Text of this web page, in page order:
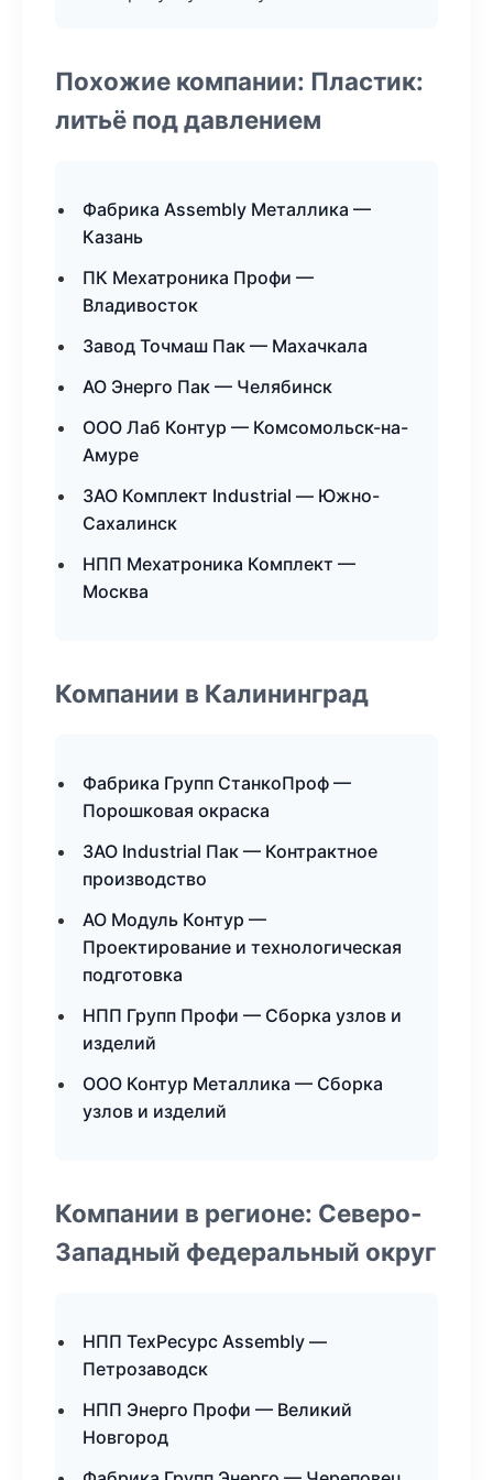
Похожие компании: Пластик:
литьё под давлением
Фабрика Assembly Металлика —
Казань
ПК Мехатроника Профи —
Владивосток
Завод Точмаш Пак — Махачкала
АО Энерго Пак — Челябинск
ООО Лаб Контур — Комсомольск-на-
Амуре
ЗАО Комплект Industrial — Южно-
Сахалинск
НПП Мехатроника Комплект —
Москва
Компании в Калининград
Фабрика Групп СтанкоПроф —
Порошковая окраска
ЗАО Industrial Пак — Контрактное
производство
АО Модуль Контур —
Проектирование и технологическая
подготовка
НПП Групп Профи — Сборка узлов и
изделий
ООО Контур Металлика — Сборка
узлов и изделий
Компании в регионе: Северо-
Западный федеральный округ
НПП ТехРесурс Assembly —
Петрозаводск
НПП Энерго Профи — Великий
Новгород